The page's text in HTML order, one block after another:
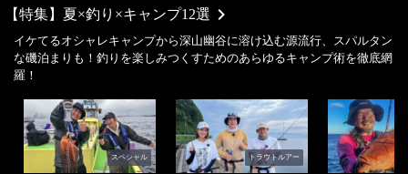
【特集】 夏×釣り×キャンプ12選
イケてるオシャレキャンプから深山幽谷に溶け込む源流行、スパルタン
な磯泊まりも！釣りを楽しみつくすためのあらゆるキャンプ術を徹底網
羅！
スペシャル トラウトルアー